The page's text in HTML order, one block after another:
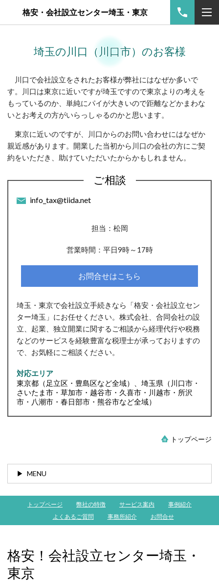
格安・会社設立センター埼玉・東京
埼玉の川口（川口市）のお客様
川口で会社設立をされたお客様が弊社にはなぜか多いで
す。川口は東京に近いですが埼玉ですので東京よりの考えを
もっているのか、単純にパイが大きいので距離などかまわな
いとお考えの方がいらっしゃるのかと思います。
東京に近いのですが、川口からのお問い合わせにはなぜか
親近感があります。開業した当初から川口の会社の方にご契
約をいただき、助けていただいたからかもしれません。
ご相談
info_tax@tiida.net
担当：松岡
営業時間：平日9時～17時
お問合せはこちら
埼玉・東京で会社設立手続きなら「格安・会社設立セン
ター埼玉」にお任せください。株式会社、合同会社の設
立、起業、独立開業に関するご相談から経理代行や税務
などのサービスを経験豊富な税理士が承っておりますの
で、お気軽にご相談ください。
対応エリア
東京都（足立区・豊島区など全域）、埼玉県（川口市・
さいたま市・草加市・越谷市・久喜市・川越市・所沢
市・八潮市・春日部市・熊谷市など全域）
トップページ
MENU
トップページ 弊社の特徴 サービス案内
事例紹介
よくあるご質問
事務所紹介 お問合せ
格安！会社設立センター埼玉・
東京